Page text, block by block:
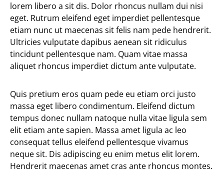
lorem libero a sit dis. Dolor rhoncus nullam dui nisi
eget. Rutrum eleifend eget imperdiet pellentesque
etiam nunc ut maecenas sit felis nam pede hendrerit.
Ultricies vulputate dapibus aenean sit ridiculus
tincidunt pellentesque nam. Quam vitae massa
aliquet rhoncus imperdiet dictum ante vulputate.
Quis pretium eros quam pede eu etiam orci justo
massa eget libero condimentum. Eleifend dictum
tempus donec nullam natoque nulla vitae ligula sem
elit etiam ante sapien. Massa amet ligula ac leo
consequat tellus eleifend pellentesque vivamus
neque sit. Dis adipiscing eu enim metus elit lorem.
Hendrerit maecenas amet cras ante rhoncus montes.